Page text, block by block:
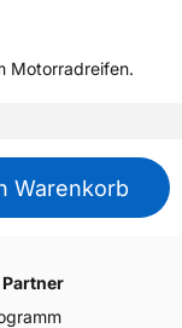
Germany,
Motorradreifen.
Warenkorb